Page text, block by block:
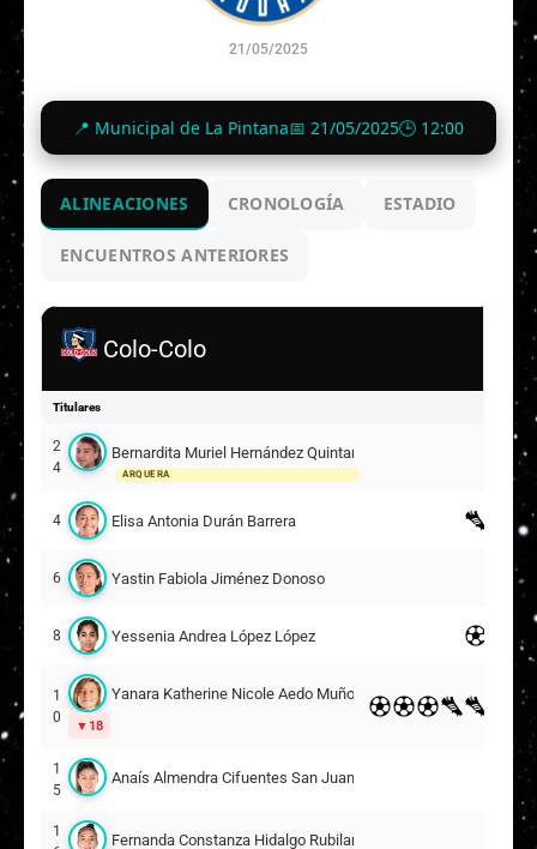
21/05/2025
Finalizado
📍 Municipal de La Pintana📅 21/05/2025🕒 12:00
ALINEACIONES CRONOLOGÍA ESTADIO
ENCUENTROS ANTERIORES
Colo-Colo
Titulares
2
4
Bernardita Muriel Hernández Quintanilla
ARQUERA
4 Elisa Antonia Durán Barrera
6 Yastin Fabiola Jiménez Donoso
8 Yessenia Andrea López López
1
0
Yanara Katherine Nicole Aedo Muñoz
18
1
5
Anaís Almendra Cifuentes San Juan
1
Fernanda Constanza Hidalgo Rubilar